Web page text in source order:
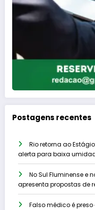
Postagens recentes
Rio retorna ao
alerta para baixa
No Sul Fluminense e
apresenta propostas de
Falso médico é